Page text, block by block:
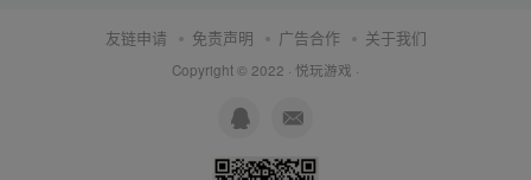
友链申请 免责声明 广告合作 关于我们
Copyright © 2022 · 悦玩游戏 ·